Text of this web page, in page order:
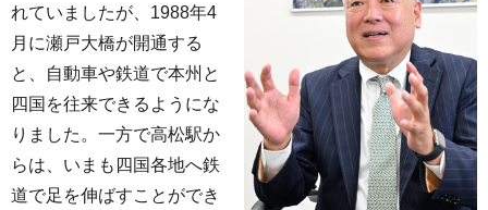
れていましたが、1988年4
月に瀬戸大橋が開通する
と、自動車や鉄道で本州と
四国を往来できるようにな
りました。一方で高松駅か
らは、いまも四国各地へ鉄
道で足を伸ばすことができ